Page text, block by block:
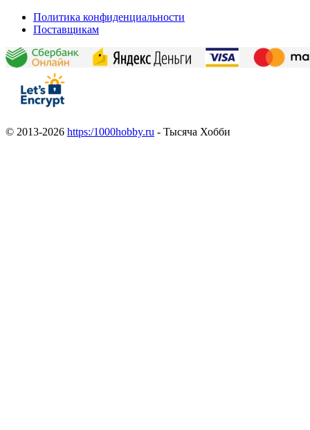
Политика конфиденциальности
Поставщикам
© 2013-2026 https:/1000hobby.ru - Тысяча Хобби